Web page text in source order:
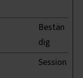
Bestän
dig
Session